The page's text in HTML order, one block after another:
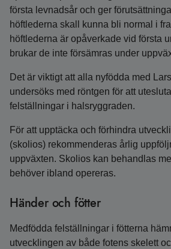
första levnadsår och ger
höftlederna skall kunna bli normal i
höftlederna är opåverkade vid första
brukar de inte försämras under
Det är viktigt att alla nyfödda med
undersöks med röntgen för att
felställningar i halsryggraden.
För att upptäcka och förhindra
(skolios) rekommenderas årlig
uppväxten. Skolios kan behandlas
behöver ibland opereras.
Händer och fötter
Medfödda felställningar i fötterna
utvecklingen av både fotens skelett